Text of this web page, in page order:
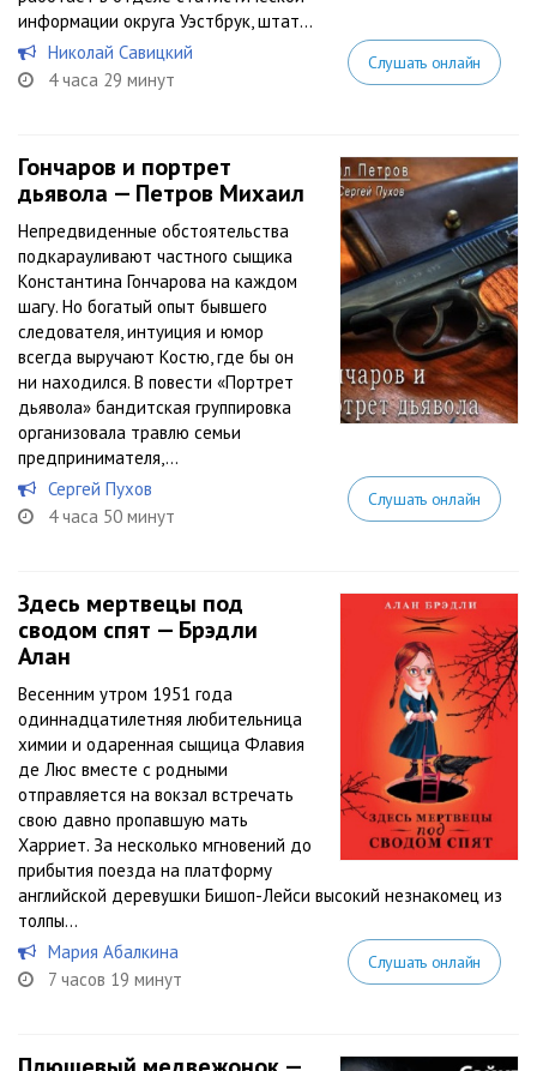
информации округа Уэстбрук, штат...
Николай Савицкий
4 часа 29 минут
Слушать онлайн
Гончаров и портрет
дьявола — Петров Михаил
Непредвиденные обстоятельства
подкарауливают частного сыщика
Константина Гончарова на каждом
шагу. Но богатый опыт бывшего
следователя, интуиция и юмор
всегда выручают Костю, где бы он
ни находился. В повести «Портрет
дьявола» бандитская группировка
организовала травлю семьи
предпринимателя,...
Сергей Пухов
4 часа 50 минут
Слушать онлайн
Здесь мертвецы под
сводом спят — Брэдли
Алан
Весенним утром 1951 года
одиннадцатилетняя любительница
химии и одаренная сыщица Флавия
де Люс вместе с родными
отправляется на вокзал встречать
свою давно пропавшую мать
Харриет. За несколько мгновений до
прибытия поезда на платформу
английской деревушки Бишоп-Лейси высокий незнакомец из
толпы...
Мария Абалкина
7 часов 19 минут
Слушать онлайн